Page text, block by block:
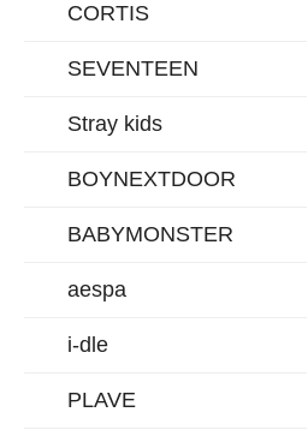
CORTIS
SEVENTEEN
Stray kids
BOYNEXTDOOR
BABYMONSTER
aespa
i-dle
PLAVE